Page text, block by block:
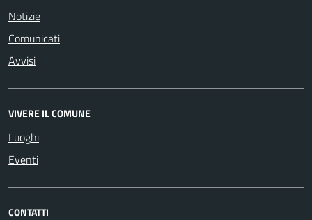
Notizie
Comunicati
Avvisi
VIVERE IL COMUNE
Luoghi
Eventi
CONTATTI